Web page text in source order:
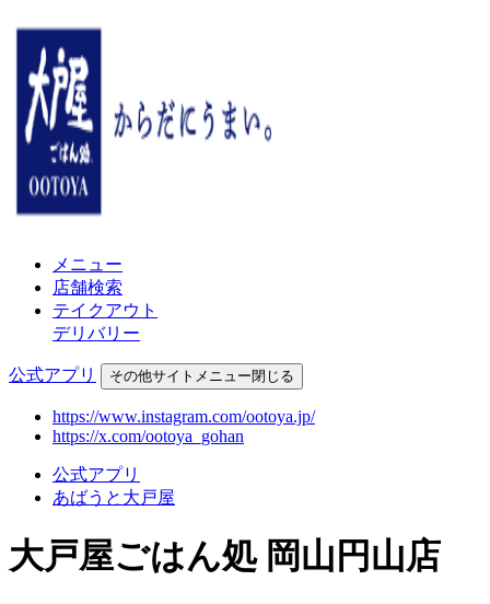
メニュー
店舗検索
テイクアウト
デリバリー
公式アプリ その他サイトメニュー閉じる
https://www.instagram.com/ootoya.jp/
https://x.com/ootoya_gohan
公式アプリ
あばうと大戸屋
大戸屋ごはん処 岡山円山店